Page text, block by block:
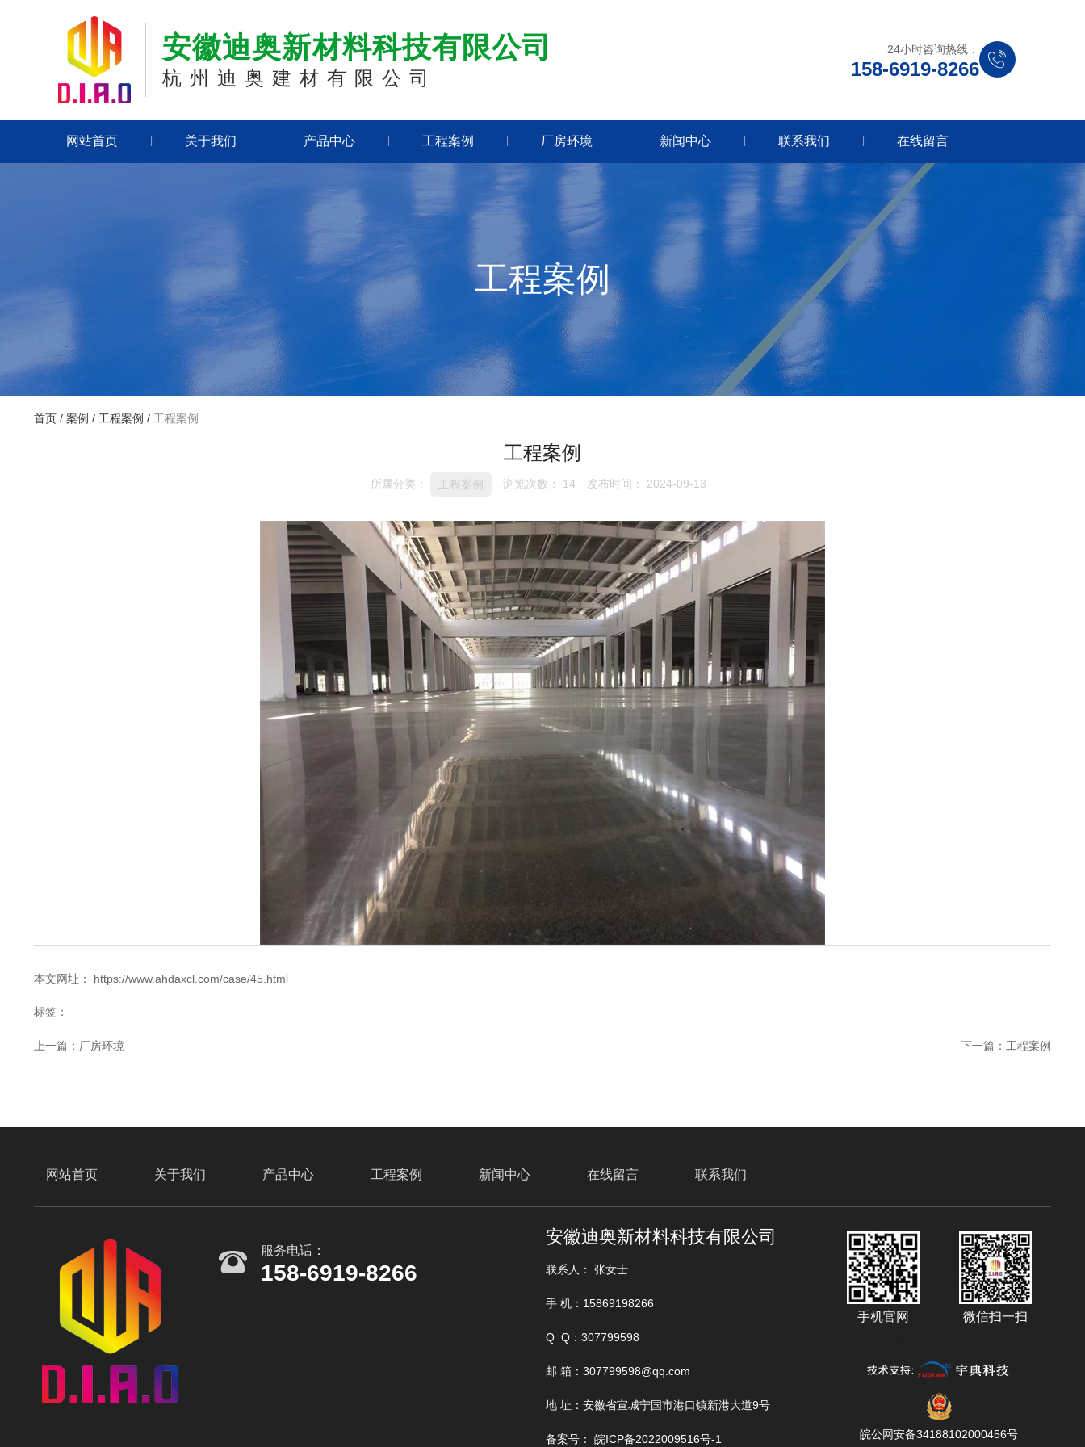
安徽迪奥新材料科技有限公司
杭州迪奥建材有限公司
24小时咨询热线：
158-6919-8266
网站首页 关于我们 产品中心 工程案例 厂房环境 新闻中心 联系我们 在线留言
工程案例
首页 / 案例 / 工程案例 / 工程案例
工程案例
所属分类： 工程案例 浏览次数： 14 发布时间： 2024-09-13
本文网址： https://www.ahdaxcl.com/case/45.html
标签：
上一篇： 厂房环境 下一篇： 工程案例
找不到任何内容
网站首页 关于我们 产品中心 工程案例 新闻中心 在线留言 联系我们
服务电话：
158-6919-8266
安徽迪奥新材料科技有限公司
联系人： 张女士
手 机：15869198266
Q Q：307799598
邮 箱：307799598@qq.com
地 址：安徽省宣城宁国市港口镇新港大道9号
备案号：皖ICP备2022009516号-1
手机官网 微信扫一扫
皖公网安备34188102000456号